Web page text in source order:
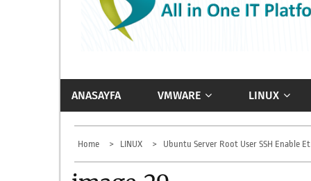
ANASAYFA VMWARE LINUX
Home LINUX Ubuntu Server Root User SSH Enable